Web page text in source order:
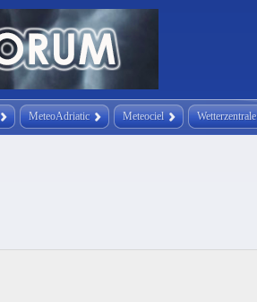
MeteoAdriatic Meteociel Wetterzentrale